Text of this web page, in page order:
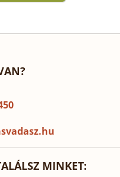
MINKET: